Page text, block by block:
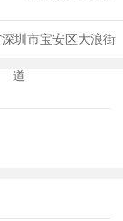
圳市宝安区大浪街
道